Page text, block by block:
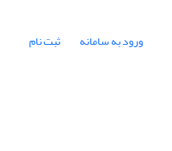
ورود به سامانه ثبت نام